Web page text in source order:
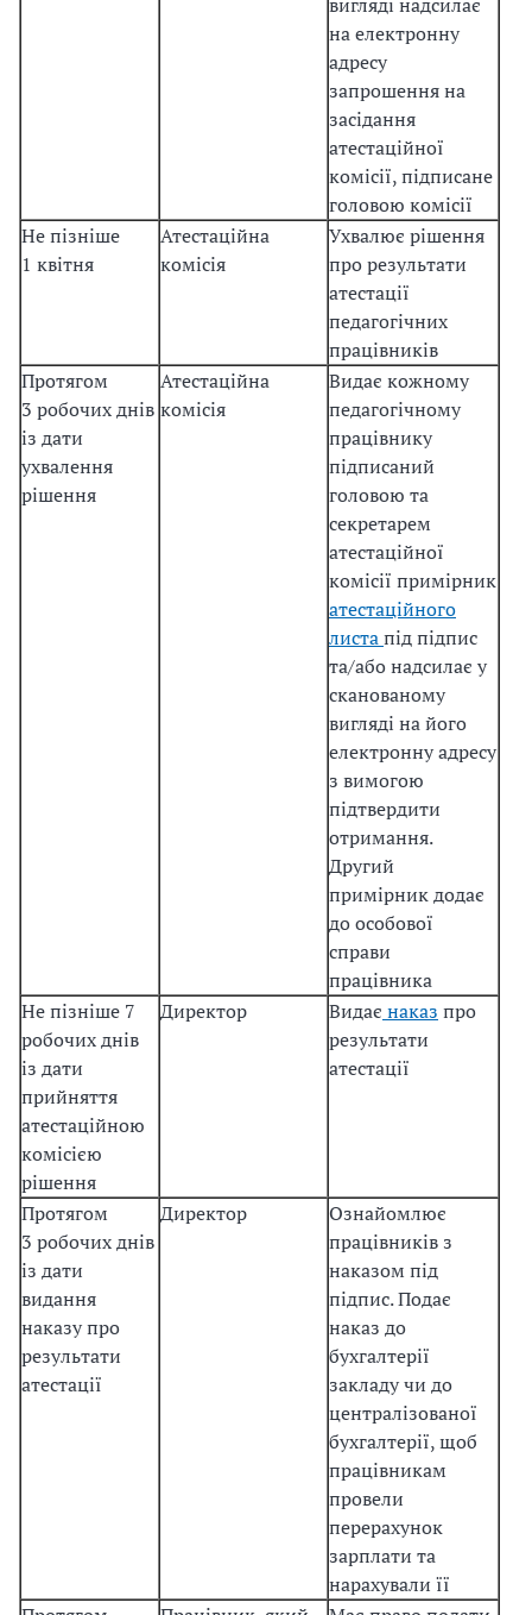
на електронну
адресу
запрошення на
засідання
атестаційної
комісії, підписане
головою комісії
Не пізніше
1 квітня
Атестаційна
комісія
Ухвалює рішення
про результати
атестації
педагогічних
працівників
Протягом
3 робочих днів
із дати
ухвалення
рішення
Атестаційна
комісія
Видає кожному
педагогічному
працівнику
підписаний
головою та
секретарем
атестаційної
комісії примірник
атестаційного
листапід підпис
та/або надсилає у
сканованому
вигляді на його
електронну адресу
з вимогою
підтвердити
отримання.
Другий
примірник додає
до особової
справи
працівника
Не пізніше 7
робочих днів
із дати
прийняття
атестаційною
комісією
рішення
Директор Видає наказ про
результати
атестації
Протягом
3 робочих днів
із дати
видання
наказу про
результати
атестації
Директор
Ознайомлює
працівників з
наказом під
підпис. Подає
наказ до
бухгалтерії
закладу чи до
централізованої
бухгалтерії, щоб
працівникам
провели
перерахунок
зарплати та
нарахували її